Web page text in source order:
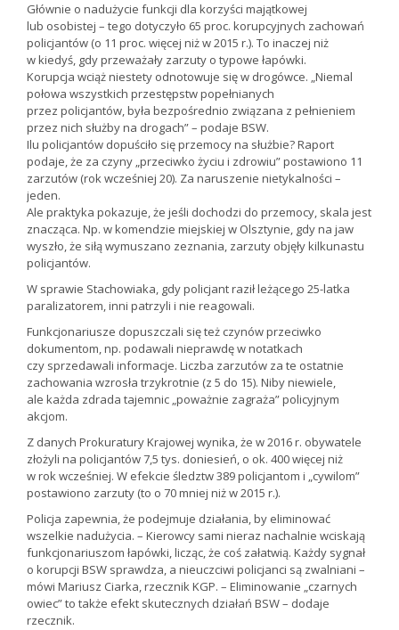
Głównie o nadużycie funkcji dla korzyści majątkowej
lub osobistej – tego dotyczyło 65 proc. korupcyjnych zachowań
policjantów (o 11 proc. więcej niż w 2015 r.). To inaczej niż
w kiedyś, gdy przeważały zarzuty o typowe łapówki.
Korupcja wciąż niestety odnotowuje się w drogówce. „Niemal
połowa wszystkich przestępstw popełnianych
przez policjantów, była bezpośrednio związana z pełnieniem
przez nich służby na drogach” – podaje BSW.
Ilu policjantów dopuściło się przemocy na służbie? Raport
podaje, że za czyny „przeciwko życiu i zdrowiu” postawiono 11
zarzutów (rok wcześniej 20). Za naruszenie nietykalności –
jeden.
Ale praktyka pokazuje, że jeśli dochodzi do przemocy, skala jest
znacząca. Np. w komendzie miejskiej w Olsztynie, gdy na jaw
wyszło, że siłą wymuszano zeznania, zarzuty objęły kilkunastu
policjantów.
W sprawie Stachowiaka, gdy policjant raził leżącego 25-latka
paralizatorem, inni patrzyli i nie reagowali.
Funkcjonariusze dopuszczali się też czynów przeciwko
dokumentom, np. podawali nieprawdę w notatkach
czy sprzedawali informacje. Liczba zarzutów za te ostatnie
zachowania wzrosła trzykrotnie (z 5 do 15). Niby niewiele,
ale każda zdrada tajemnic „poważnie zagraża” policyjnym
akcjom.
Z danych Prokuratury Krajowej wynika, że w 2016 r. obywatele
złożyli na policjantów 7,5 tys. doniesień, o ok. 400 więcej niż
w rok wcześniej. W efekcie śledztw 389 policjantom i „cywilom”
postawiono zarzuty (to o 70 mniej niż w 2015 r.).
Policja zapewnia, że podejmuje działania, by eliminować
wszelkie nadużycia. – Kierowcy sami nieraz nachalnie wciskają
funkcjonariuszom łapówki, licząc, że coś załatwią. Każdy sygnał
o korupcji BSW sprawdza, a nieuczciwi policjanci są zwalniani –
mówi Mariusz Ciarka, rzecznik KGP. – Eliminowanie „czarnych
owiec” to także efekt skutecznych działań BSW – dodaje
rzecznik.